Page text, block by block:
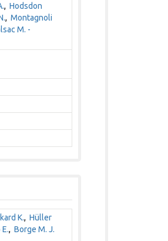
, Hodsdon
, Montagnoli
M. -
K., Hüller
, Borge M. J.